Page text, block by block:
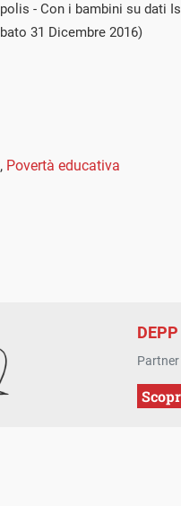
- Con i bambini su dati
31 Dicembre 2016)
, Povertà educativa
DEPP